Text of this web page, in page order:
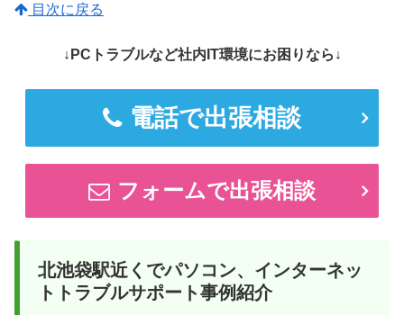
目次に戻る
↓PCトラブルなど社内IT環境にお困りなら↓
電話で出張相談
フォームで出張相談
北池袋駅近くでパソコン、インターネッ
トトラブルサポート事例紹介